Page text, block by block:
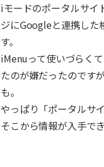
iモードのポータルサイ
ジにGoogleと連携した
す。
iMenuって使いづらく
たのが嫌だったのです
も。
やっぱり「ポータルサ
そこから情報が入手で